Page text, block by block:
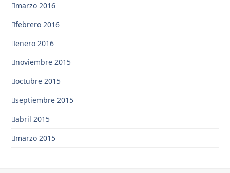
marzo 2016
febrero 2016
enero 2016
noviembre 2015
octubre 2015
septiembre 2015
abril 2015
marzo 2015